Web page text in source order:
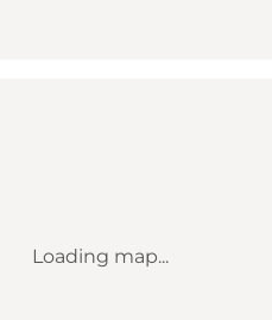
Loading map...